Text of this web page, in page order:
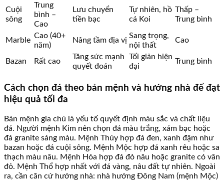
Cuội
sông
Trung
bình –
Cao
Lưu chuyển
tiền bạc
Tự nhiên, hồ
cá Koi
Thấp –
Trung bình
Marble
Cao (40+
năm)
Nâng tầm địa vị
Sang trọng,
nội thất
Cao
Bazan Rất cao
Tăng sức mạnh
quyết đoán
Tối giản hiện
đại
Trung bình
Cách chọn đá theo bản mệnh và hướng nhà để đạt
hiệu quả tối đa
Bản mệnh gia chủ là yếu tố quyết định màu sắc và chất liệu
đá. Người mệnh Kim nên chọn đá màu trắng, xám bạc hoặc
đá granite sáng màu. Mệnh Thủy hợp đá đen, xanh đậm như
bazan hoặc đá cuội sông. Mệnh Mộc hợp đá xanh rêu hoặc sa
thạch màu nâu. Mệnh Hỏa hợp đá đỏ nâu hoặc granite có vân
đỏ. Mệnh Thổ hợp nhất với đá vàng, nâu đất tự nhiên. Ngoài
ra, cần căn cứ hướng nhà: nhà hướng Đông Nam (mệnh Mộc)